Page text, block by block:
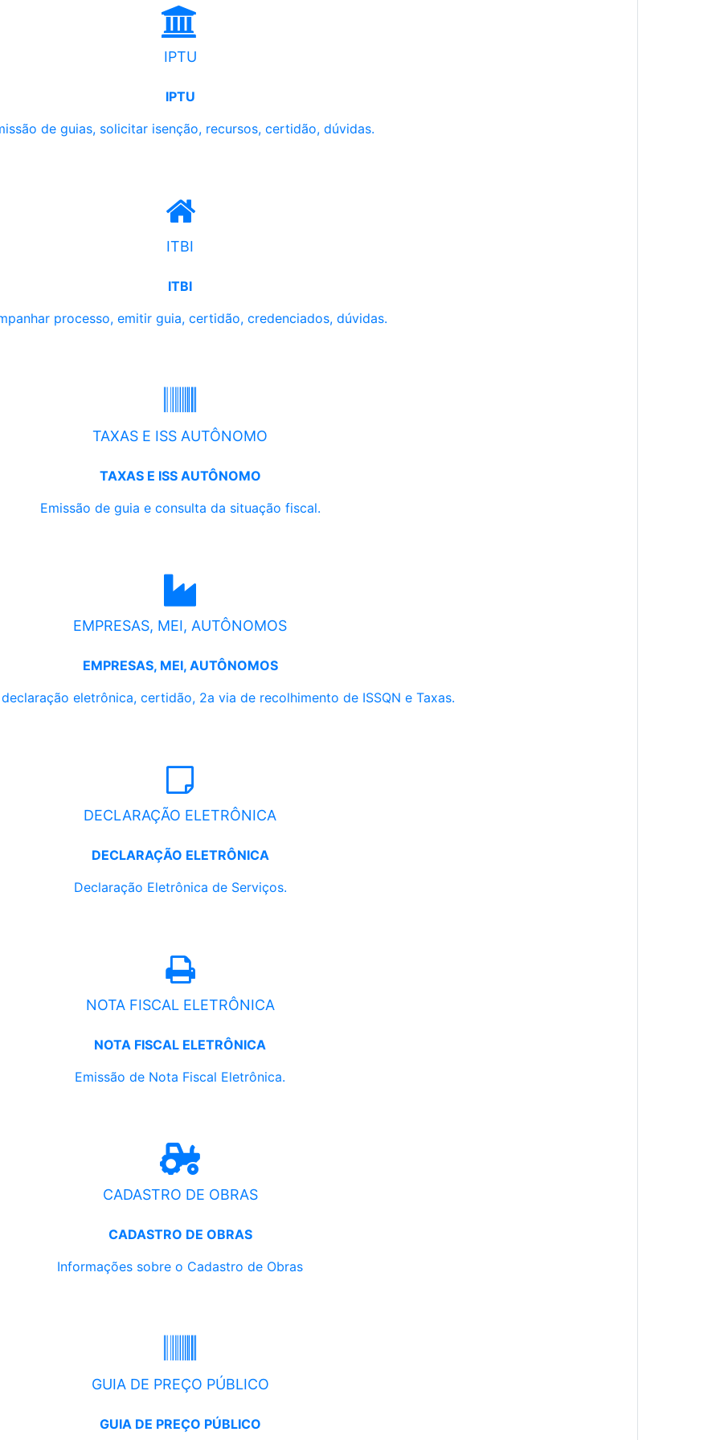
IPTU
IPTU
de guias, solicitar isenção, recursos, certidão, dúvidas.
ITBI
ITBI
processo, emitir guia, certidão, credenciados, dúvidas.
TAXAS E ISS AUTÔNOMO
TAXAS E ISS AUTÔNOMO
Emissão de guia e consulta da situação fiscal.
EMPRESAS, MEI, AUTÔNOMOS
EMPRESAS, MEI, AUTÔNOMOS
eletrônica, certidão, 2a via de recolhimento de ISSQN e Taxas.
DECLARAÇÃO ELETRÔNICA
DECLARAÇÃO ELETRÔNICA
Declaração Eletrônica de Serviços.
NOTA FISCAL ELETRÔNICA
NOTA FISCAL ELETRÔNICA
Emissão de Nota Fiscal Eletrônica.
CADASTRO DE OBRAS
CADASTRO DE OBRAS
Informações sobre o Cadastro de Obras
GUIA DE PREÇO PÚBLICO
GUIA DE PREÇO PÚBLICO